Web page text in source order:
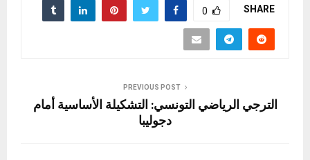
SHARE
0
PREVIOUS POST
الترجي الرياضي التونسي: التشكيلة الأساسية أمام
دجوليبا